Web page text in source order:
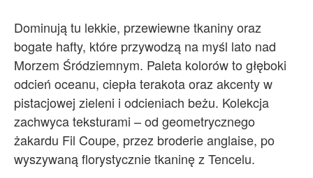
Dominują tu lekkie, przewiewne tkaniny oraz
bogate hafty, które przywodzą na myśl lato nad
Morzem Śródziemnym. Paleta kolorów to głęboki
odcień oceanu, ciepła terakota oraz akcenty w
pistacjowej zieleni i odcieniach beżu. Kolekcja
zachwyca teksturami – od geometrycznego
żakardu Fil Coupe, przez broderie anglaise, po
wyszywaną florystycznie tkaninę z Tencelu.